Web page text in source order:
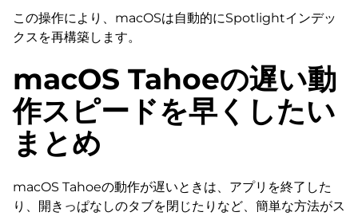
この操作により、macOSは自動的にSpotlightインデッ
クスを再構築します。
macOS Tahoeの遅い動
作スピードを早くしたい
まとめ
macOS Tahoeの動作が遅いときは、アプリを終了した
り、開きっぱなしのタブを閉じたりなど、簡単な方法がス